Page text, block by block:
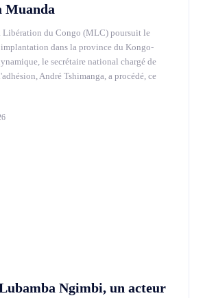
Muanda
Libération du Congo (MLC) poursuit le
implantation dans la province du Kongo-
le secrétaire national chargé de
André Tshimanga, a procédé, ce
Ngimbi, un acteur